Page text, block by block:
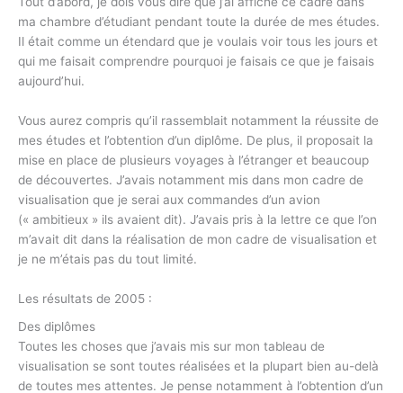
ma chambre d’étudiant pendant toute la durée de mes études.
Il était comme un étendard que je voulais voir tous les jours et
qui me faisait comprendre pourquoi je faisais ce que je faisais
aujourd’hui.
Vous aurez compris qu’il rassemblait notamment la réussite de
mes études et l’obtention d’un diplôme. De plus, il proposait la
mise en place de plusieurs voyages à l’étranger et beaucoup
de découvertes. J’avais notamment mis dans mon cadre de
visualisation que je serai aux commandes d’un avion
(« ambitieux » ils avaient dit). J’avais pris à la lettre ce que l’on
m’avait dit dans la réalisation de mon cadre de visualisation et
je ne m’étais pas du tout limité.
Les résultats de 2005 :
Des diplômes
Toutes les choses que j’avais mis sur mon tableau de
visualisation se sont toutes réalisées et la plupart bien au-delà
de toutes mes attentes. Je pense notamment à l’obtention d’un